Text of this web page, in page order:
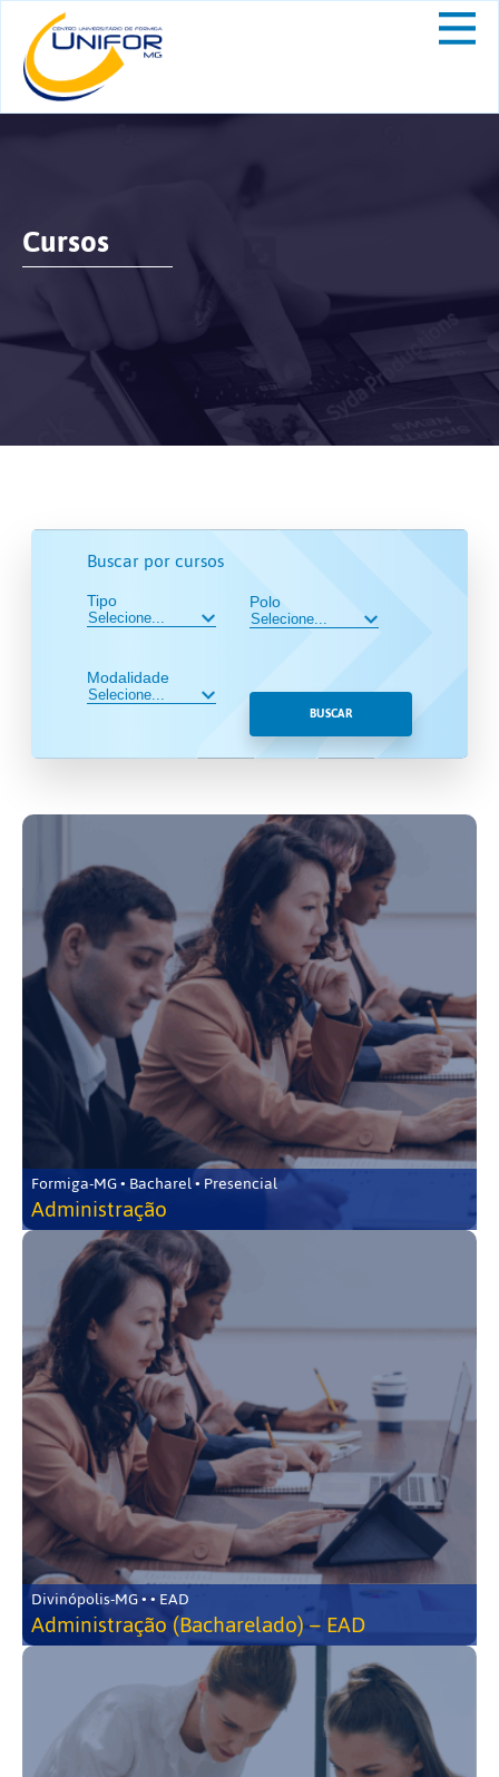
Cursos
Buscar por cursos
Tipo
Modalidade
Polo
BUSCAR
Formiga-MG • Bacharel • Presencial
Administração
Divinópolis-MG • • EAD
Administração (Bacharelado) – EAD